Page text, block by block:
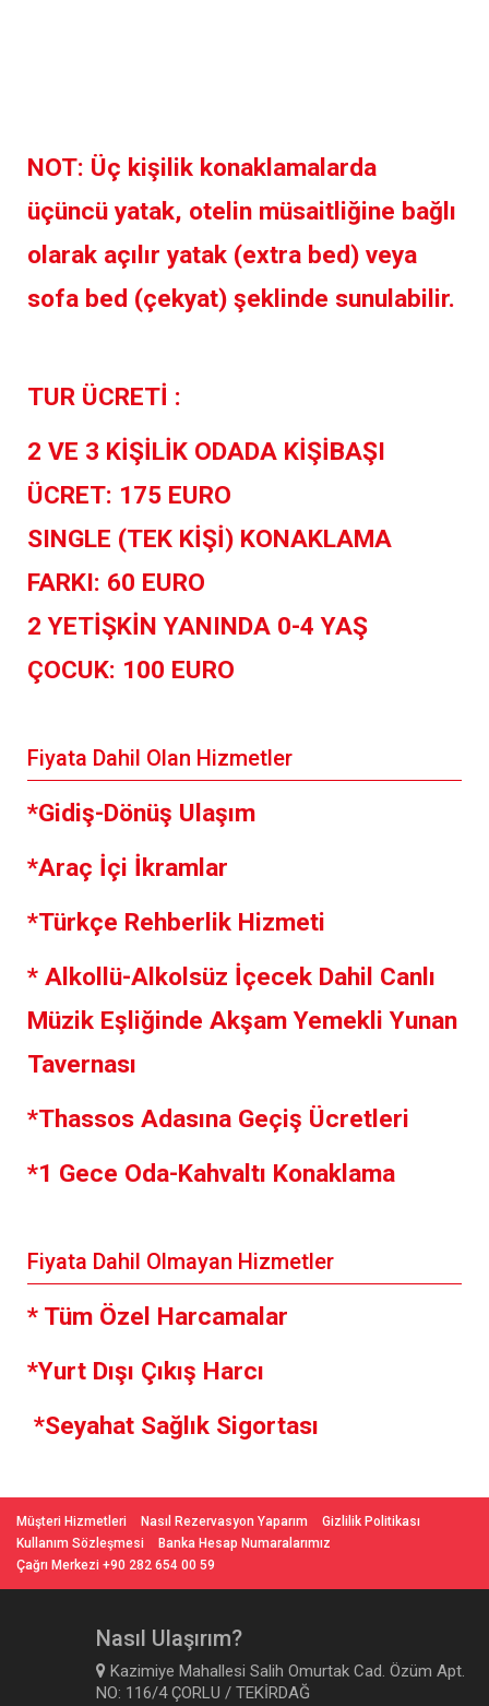
NOT: Üç kişilik konaklamalarda
üçüncü yatak, otelin müsaitliğine bağlı
olarak açılır yatak (extra bed) veya
sofa bed (çekyat) şeklinde sunulabilir.
TUR ÜCRETİ :
2 VE 3 KİŞİLİK ODADA KİŞİBAŞI
ÜCRET: 175 EURO
SINGLE (TEK KİŞİ) KONAKLAMA
FARKI: 60 EURO
2 YETİŞKİN YANINDA 0-4 YAŞ
ÇOCUK: 100 EURO
Fiyata Dahil Olan Hizmetler
*Gidiş-Dönüş Ulaşım
*Araç İçi İkramlar
*Türkçe Rehberlik Hizmeti
* Alkollü-Alkolsüz İçecek Dahil Canlı
Müzik Eşliğinde Akşam Yemekli Yunan
Tavernası
*Thassos Adasına Geçiş Ücretleri
*1 Gece Oda-Kahvaltı Konaklama
Fiyata Dahil Olmayan Hizmetler
* Tüm Özel Harcamalar
*Yurt Dışı Çıkış Harcı
*Seyahat Sağlık Sigortası
Müşteri Hizmetleri Nasıl Rezervasyon Yaparım
Gizlilik Politikası
Kullanım Sözleşmesi
Banka Hesap Numaralarımız
Çağrı Merkezi +90 282 654 00 59
Nasıl Ulaşırım?
Kazimiye Mahallesi Salih Omurtak Cad. Özüm Apt.
NO: 116/4 ÇORLU / TEKİRDAĞ